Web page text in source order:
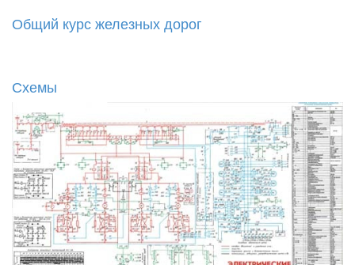
Общий курс железных дорог
Схемы